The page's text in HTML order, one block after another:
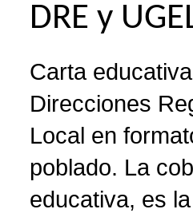
DRE y
Carta
Direcciones
Local en
poblado. La
educativa, es